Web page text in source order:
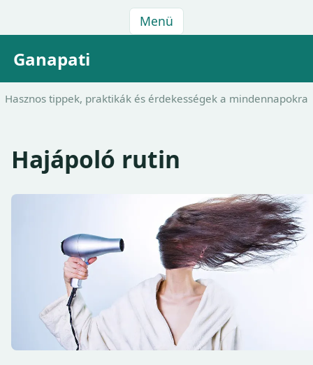
Menü
Ganapati
Hasznos tippek, praktikák és érdekességek a mindennapokra
Hajápoló rutin